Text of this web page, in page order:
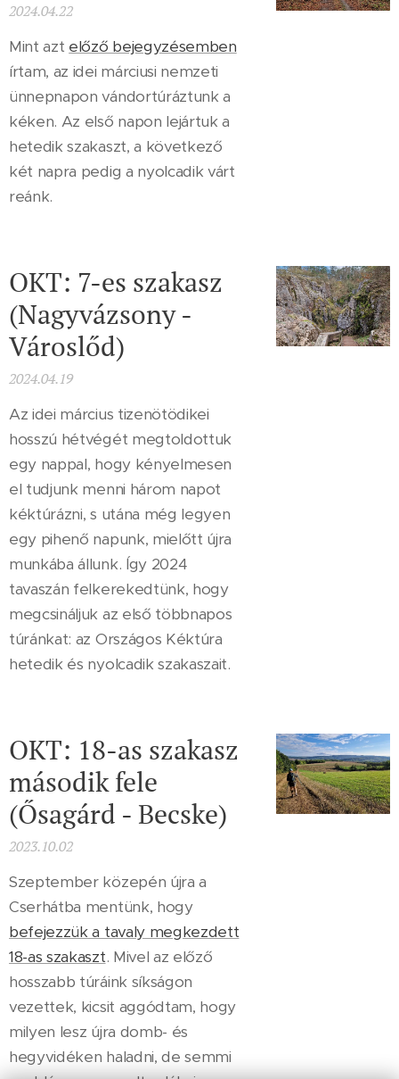
2024.04.22
Mint azt előző bejegyzésemben
írtam, az idei márciusi nemzeti
ünnepnapon vándortúráztunk a
kéken. Az első napon lejártuk a
hetedik szakaszt, a következő
két napra pedig a nyolcadik várt
reánk.
OKT: 7-es szakasz
(Nagyvázsony -
Városlőd)
2024.04.19
Az idei március tizenötödikei
hosszú hétvégét megtoldottuk
egy nappal, hogy kényelmesen
el tudjunk menni három napot
kéktúrázni, s utána még legyen
egy pihenő napunk, mielőtt újra
munkába állunk. Így 2024
tavaszán felkerekedtünk, hogy
megcsináljuk az első többnapos
túránkat: az Országos Kéktúra
hetedik és nyolcadik szakaszait.
OKT: 18-as szakasz
második fele
(Ősagárd - Becske)
2023.10.02
Szeptember közepén újra a
Cserhátba mentünk, hogy
befejezzük a tavaly megkezdett
18-as szakaszt. Mivel az előző
hosszabb túráink síkságon
vezettek, kicsit aggódtam, hogy
milyen lesz újra domb- és
hegyvidéken haladni, de semmi